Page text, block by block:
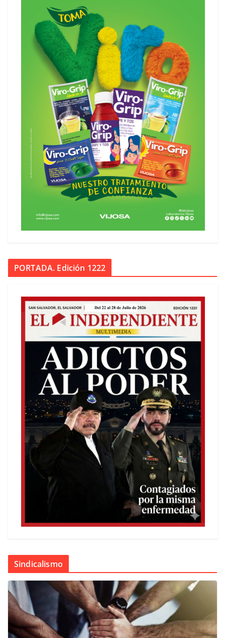
PORTADA. Edición 1222
Sindicalismo